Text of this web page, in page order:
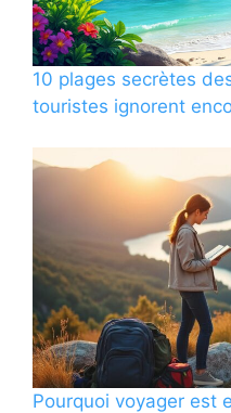
10 plages secrètes
touristes ignorent
Pourquoi voyager est